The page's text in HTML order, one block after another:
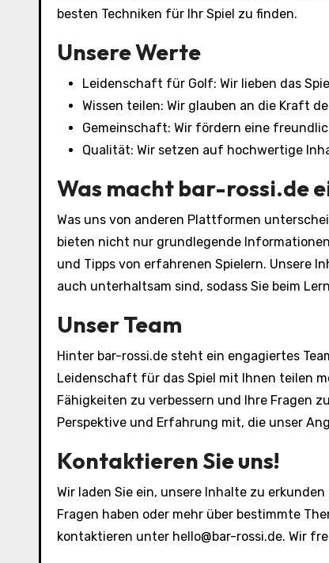
besten Techniken für Ihr Spiel zu finden.
Unsere Werte
Leidenschaft für Golf: Wir lieben das
Wissen teilen: Wir glauben an die Kraft
Gemeinschaft: Wir fördern eine
Qualität: Wir setzen auf hochwertige
Was macht bar-rossi.de
Was uns von anderen Plattformen
bieten nicht nur grundlegende
und Tipps von erfahrenen Spielern. Unsere
auch unterhaltsam sind, sodass Sie beim
Unser Team
Hinter bar-rossi.de steht ein engagiertes
Leidenschaft für das Spiel mit Ihnen teilen
Fähigkeiten zu verbessern und Ihre Fragen
Perspektive und Erfahrung mit, die unser
Kontaktieren Sie uns!
Wir laden Sie ein, unsere Inhalte zu
Fragen haben oder mehr über bestimmte
kontaktieren unter hello@bar-rossi.de. Wir